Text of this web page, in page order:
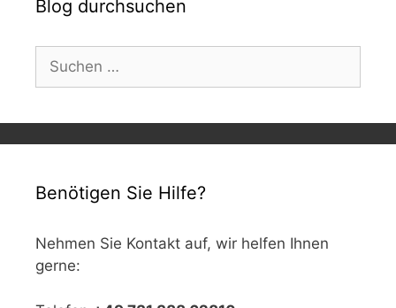
Blog durchsuchen
Suchen
nach:
Benötigen Sie Hilfe?
Nehmen Sie Kontakt auf, wir helfen Ihnen
gerne: